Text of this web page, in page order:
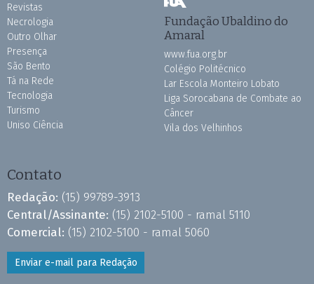
Revistas
Necrologia
Outro Olhar
Presença
São Bento
Tá na Rede
Tecnologia
Turismo
Uniso Ciência
Fundação Ubaldino do
Amaral
www.fua.org.br
Colégio Politécnico
Lar Escola Monteiro Lobato
Liga Sorocabana de Combate ao
Câncer
Vila dos Velhinhos
Contato
Redação: (15) 99789-3913
Central/Assinante: (15) 2102-5100 - ramal 5110
Comercial: (15) 2102-5100 - ramal 5060
Enviar e-mail para Redação